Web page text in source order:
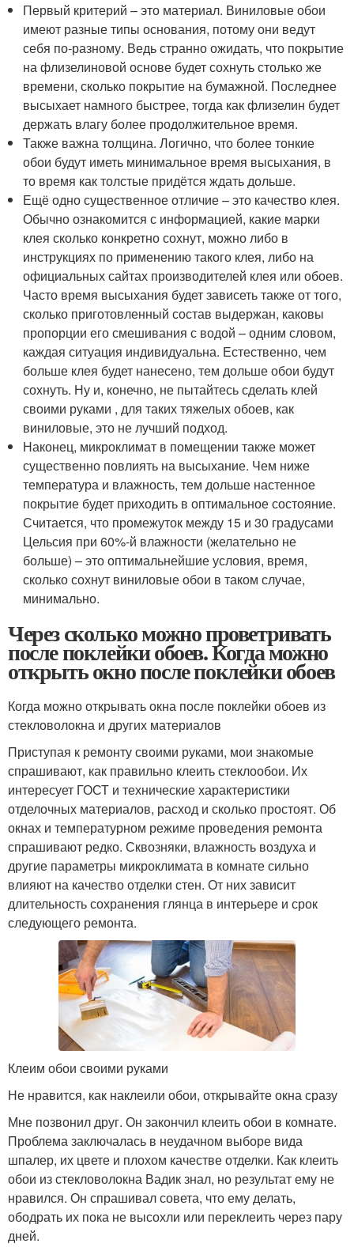
Первый критерий – это материал. Виниловые обои
имеют разные типы основания, потому они ведут
себя по-разному. Ведь странно ожидать, что покрытие
на флизелиновой основе будет сохнуть столько же
времени, сколько покрытие на бумажной. Последнее
высыхает намного быстрее, тогда как флизелин будет
держать влагу более продолжительное время.
Также важна толщина. Логично, что более тонкие
обои будут иметь минимальное время высыхания, в
то время как толстые придётся ждать дольше.
Ещё одно существенное отличие – это качество клея.
Обычно ознакомится с информацией, какие марки
клея сколько конкретно сохнут, можно либо в
инструкциях по применению такого клея, либо на
официальных сайтах производителей клея или обоев.
Часто время высыхания будет зависеть также от того,
сколько приготовленный состав выдержан, каковы
пропорции его смешивания с водой – одним словом,
каждая ситуация индивидуальна. Естественно, чем
больше клея будет нанесено, тем дольше обои будут
сохнуть. Ну и, конечно, не пытайтесь сделать клей
своими руками , для таких тяжелых обоев, как
виниловые, это не лучший подход.
Наконец, микроклимат в помещении также может
существенно повлиять на высыхание. Чем ниже
температура и влажность, тем дольше настенное
покрытие будет приходить в оптимальное состояние.
Считается, что промежуток между 15 и 30 градусами
Цельсия при 60%-й влажности (желательно не
больше) – это оптимальнейшие условия, время,
сколько сохнут виниловые обои в таком случае,
минимально.
Через сколько можно проветривать
после поклейки обоев. Когда можно
открыть окно после поклейки обоев
Когда можно открывать окна после поклейки обоев из
стекловолокна и других материалов
Приступая к ремонту своими руками, мои знакомые
спрашивают, как правильно клеить стеклообои. Их
интересует ГОСТ и технические характеристики
отделочных материалов, расход и сколько простоят. Об
окнах и температурном режиме проведения ремонта
спрашивают редко. Сквозняки, влажность воздуха и
другие параметры микроклимата в комнате сильно
влияют на качество отделки стен. От них зависит
длительность сохранения глянца в интерьере и срок
следующего ремонта.
Клеим обои своими руками
Не нравится, как наклеили обои, открывайте окна сразу
Мне позвонил друг. Он закончил клеить обои в комнате.
Проблема заключалась в неудачном выборе вида
шпалер, их цвете и плохом качестве отделки. Как клеить
обои из стекловолокна Вадик знал, но результат ему не
нравился. Он спрашивал совета, что ему делать,
ободрать их пока не высохли или переклеить через пару
дней.